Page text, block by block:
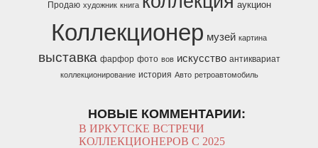
Продаю художник книга аукцион
Коллекционер музей картина
выставка фарфор фото вов искусство антиквариат
коллекционирование история Авто ретроавтомобиль
НОВЫЕ КОММЕНТАРИИ:
В ИРКУТСКЕ ВСТРЕЧИ
КОЛЛЕКЦИОНЕРОВ С 2025